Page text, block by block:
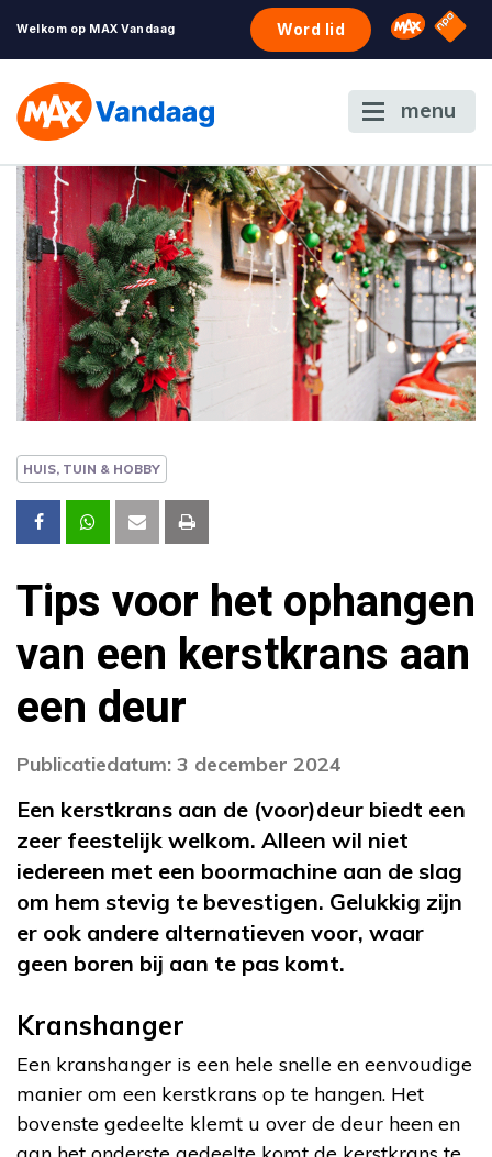
Welkom op MAX Vandaag Word lid Omroep
NPO
menu
HUIS, TUIN & HOBBY
Tips voor het ophangen
van een kerstkrans aan
een deur
Publicatiedatum: 3 december 2024
Een kerstkrans aan de (voor)deur biedt een
zeer feestelijk welkom. Alleen wil niet
iedereen met een boormachine aan de slag
om hem stevig te bevestigen. Gelukkig zijn
er ook andere alternatieven voor, waar
geen boren bij aan te pas komt.
Kranshanger
Een kranshanger is een hele snelle en eenvoudige
manier om een kerstkrans op te hangen. Het
bovenste gedeelte klemt u over de deur heen en